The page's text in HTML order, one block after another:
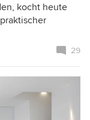
kocht heute
29